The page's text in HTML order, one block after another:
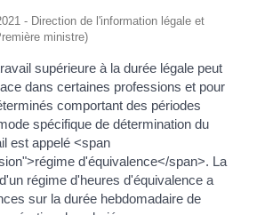
- Direction de l'information légale et
ministre)
supérieure à la durée légale peut
dans certaines professions et pour
comportant des périodes
spécifique de détermination du
est appelé <span
d'équivalence</span>. La
régime d'heures d'équivalence a
sur la durée hebdomadaire de